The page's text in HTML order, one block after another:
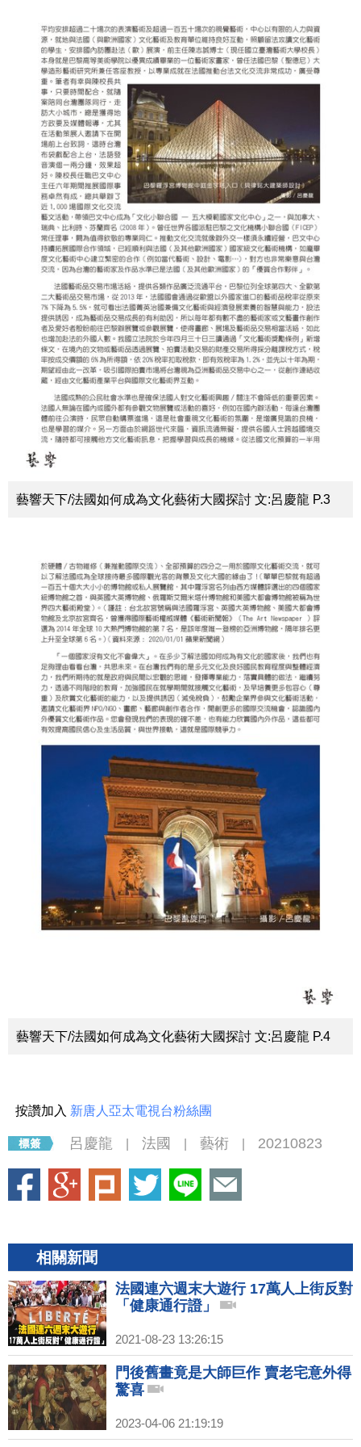
藝響天下/法國如何成為文化藝術大國探討 文:呂慶龍 P.3
藝響天下/法國如何成為文化藝術大國探討 文:呂慶龍 P.4
按讚加入 新唐人亞太電視台粉絲團
呂慶龍 法國 藝術 20210823
相關新聞
法國連六週末大遊行 17萬人上街反對
「健康通行證」
2021-08-23 13:26:15
門後舊畫竟是大師巨作 賣老宅意外得
驚喜
2023-04-06 21:19:19